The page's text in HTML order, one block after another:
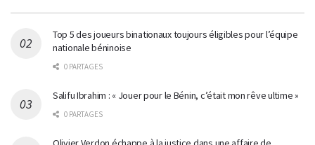
Top 5 des joueurs binationaux toujours éligibles pour l’équipe
nationale béninoise
0 PARTAGES
Salifu Ibrahim : « Jouer pour le Bénin, c’était mon rêve ultime »
0 PARTAGES